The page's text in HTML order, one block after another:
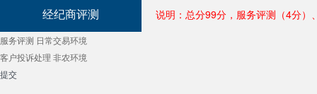
经纪商评测 说明：总分99分，服务评测（4分
服务评测 日常交易环境
客户投诉处理 非农环境
提交